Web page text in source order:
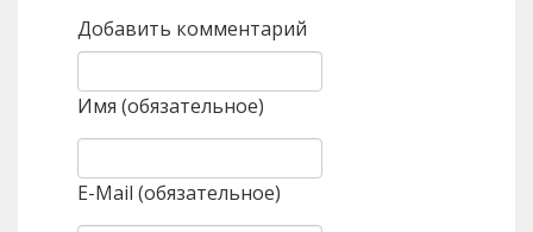
Добавить комментарий
Имя (обязательное)
E-Mail (обязательное)